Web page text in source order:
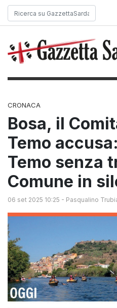
CRONACA
Bosa, il
Temo
Temo senza
Comune in
06 set 2025 10:25 - Pasqualino